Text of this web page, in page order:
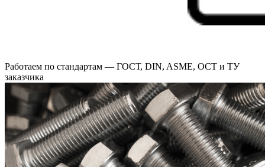
Работаем по стандартам — ГОСТ, DIN, ASME, ОСТ и ТУ
заказчика